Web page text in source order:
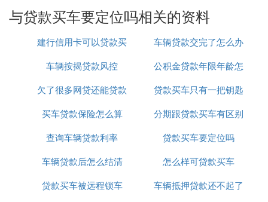
鍏嶈垂淇濆吇浠ユ椂闂磋★紝杩樻槸浠ラ噷绋嬭♀
忛攢鍟嗗悎鍚岃矗浠荤殑缁嗚妭銆
2銆佹惌鍞淇濋櫓涓嶅悎娉曘傞櫎鍥藉惰勫畾鐨勮溅
璐杞︽棌鏈夋潈閫夋嫨璐涔颁綍绉嶄繚闄╋紝鍙婇夋
嫨淇濋櫓鍏鍙哥殑鏉冨埄銆
3銆佽喘杞﹀悎鍚屾潯娆捐侀綈鍏ㄣ
(1)搴斿綋鏄庣‘绾﹀畾姹借溅鐨勫搧鐗屻佸彂鍔ㄦ満
(2)浠锋撅紝搴斿垪鏄庤溅杈嗕氦鏄撶殑鎬讳环娆撅紙
与贷款买车要定位吗相关的资料
建行信用卡可以贷款买
车吗
车辆贷款交完了怎么办
理
车辆按揭贷款风控
公积金贷款年限年龄怎
么算
欠了很多网贷还能贷款
买车吗
贷款买车只有一把钥匙
买车贷款保险怎么算
分期跟贷款买车有区别
吗
查询车辆贷款利率
贷款买车要定位吗
车辆贷款后怎么结清
怎么样可贷款买车
贷款买车被远程锁车
车辆抵押贷款还不起了